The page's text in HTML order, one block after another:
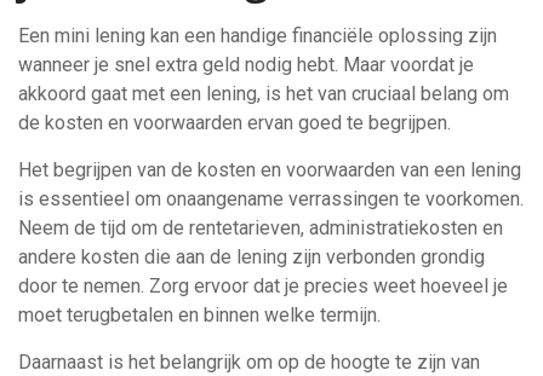
Een mini lening kan een handige financiële oplossing zijn
wanneer je snel extra geld nodig hebt. Maar voordat je
akkoord gaat met een lening, is het van cruciaal belang om
de kosten en voorwaarden ervan goed te begrijpen.
Het begrijpen van de kosten en voorwaarden van een lening
is essentieel om onaangename verrassingen te voorkomen.
Neem de tijd om de rentetarieven, administratiekosten en
andere kosten die aan de lening zijn verbonden grondig
door te nemen. Zorg ervoor dat je precies weet hoeveel je
moet terugbetalen en binnen welke termijn.
Daarnaast is het belangrijk om op de hoogte te zijn van